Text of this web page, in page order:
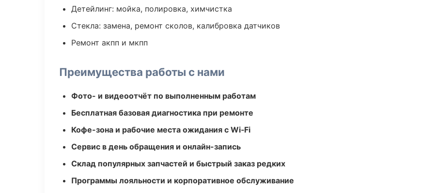
Детейлинг: мойка, полировка, химчистка
Стекла: замена, ремонт сколов, калибровка датчиков
Ремонт акпп и мкпп
Преимущества работы с нами
Фото- и видеоотчёт по выполненным работам
Бесплатная базовая диагностика при ремонте
Кофе-зона и рабочие места ожидания с Wi‑Fi
Сервис в день обращения и онлайн-запись
Склад популярных запчастей и быстрый заказ редких
Программы лояльности и корпоративное обслуживание